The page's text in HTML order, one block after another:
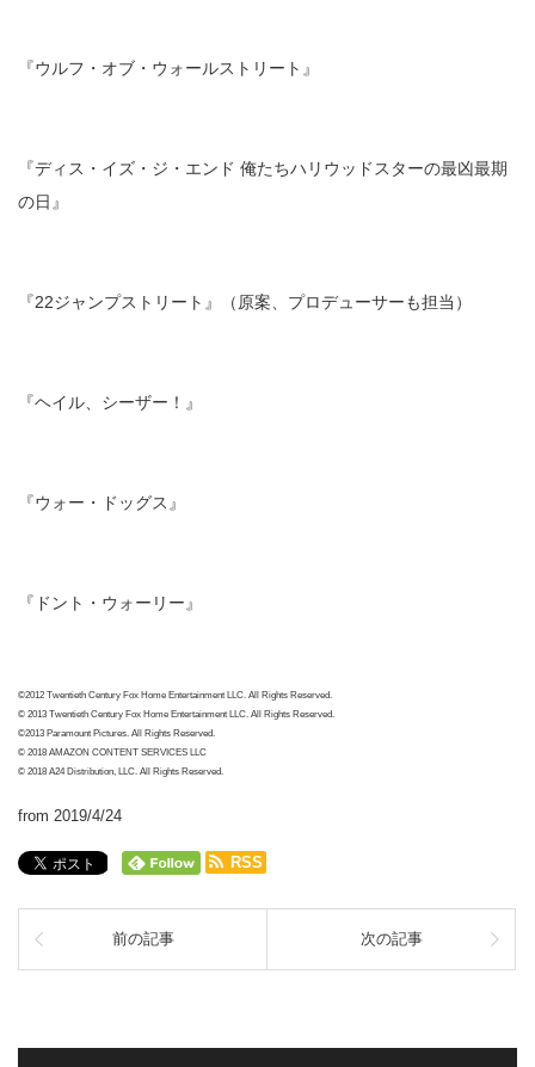
『ウルフ・オブ・ウォールストリート』
『ディス・イズ・ジ・エンド 俺たちハリウッドスターの最凶最期
の日』
『22ジャンプストリート』（原案、プロデューサーも担当）
『ヘイル、シーザー！』
『ウォー・ドッグス』
『ドント・ウォーリー』
©2012 Twentieth Century Fox Home Entertainment LLC. All Rights Reserved.
© 2013 Twentieth Century Fox Home Entertainment LLC. All Rights Reserved.
©2013 Paramount Pictures. All Rights Reserved.
© 2018 AMAZON CONTENT SERVICES LLC
© 2018 A24 Distribution, LLC. All Rights Reserved.
from 2019/4/24
RSS
前の記事 次の記事